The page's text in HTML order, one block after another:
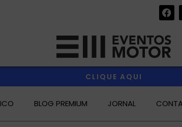
F
a
e
b
o
o
CLIQUE AQUI
BLOG PREMIUM JORNAL